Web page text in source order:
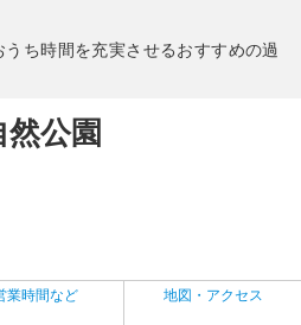
うち時間を充実させるおすすめの過
公園
業時間など 地図・アクセス